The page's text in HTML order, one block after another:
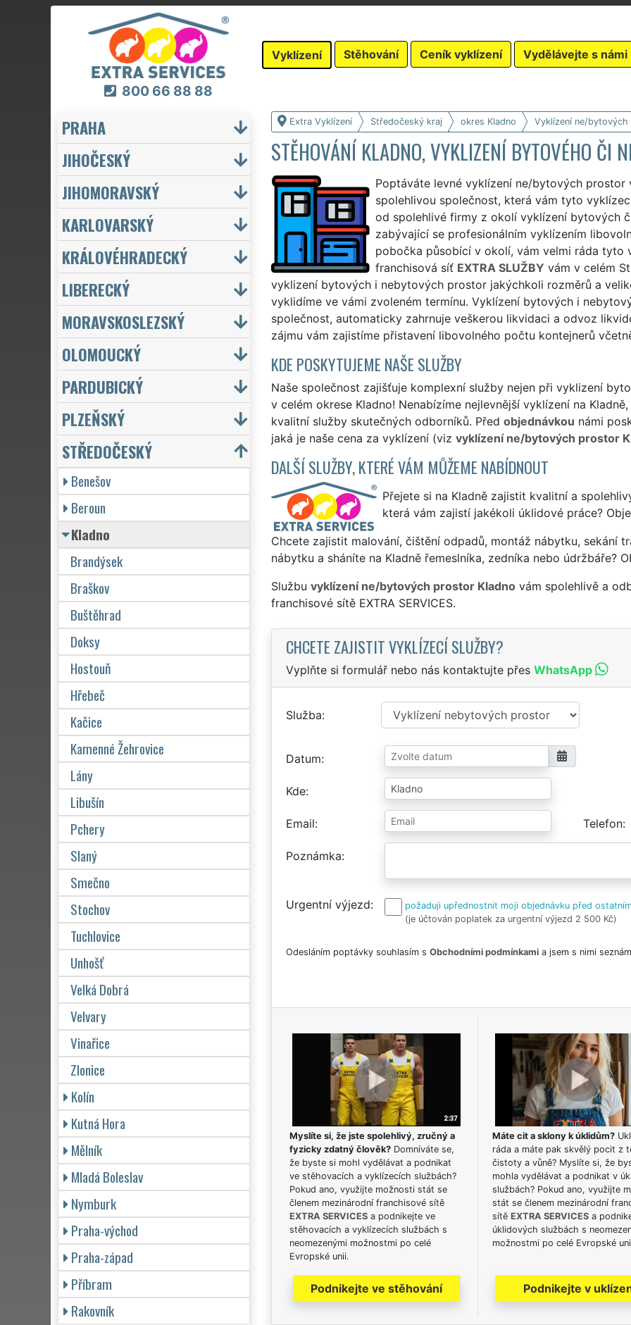
800 66 88 88
Vyklízení Stěhování Ceník vyklízení Vydělávejte s námi
Extra Vyklízení Středočeský kraj okres Kladno Vyklízení ne/
STĚHOVÁNÍ KLADNO, VYKLIZENÍ BYTOVÉHO ČI
Poptáváte levné vyklízení ne/bytových prostor
spolehlivou společnost, která vám tyto
od spolehlivé firmy z okolí vyklízení bytových
zabývající se profesionálním vyklízením
pobočka působící v okolí, vám velmi ráda tyto
franchisová síť EXTRA SLUŽBY vám v celém
vyklizení bytových i nebytových prostor jakýchkoli rozměrů a
vyklidíme ve vámi zvoleném termínu. Vyklízení bytových i
společnost, automaticky zahrnuje veškerou likvidaci a odvoz
zájmu vám zajistíme přistavení libovolného počtu kontejnerů
KDE POSKYTUJEME NAŠE SLUŽBY
Naše společnost zajišťuje komplexní služby nejen při vyklizení
v celém okrese Kladno! Nenabízíme nejlevnější vyklízení na
kvalitní služby skutečných odborníků. Před objednávkou námi
jaká je naše cena za vyklízení (viz vyklízení ne/bytových prostor
DALŠÍ SLUŽBY, KTERÉ VÁM MŮŽEME NABÍDNOUT
Přejete si na Kladně zajistit kvalitní a
která vám zajistí jakékoli úklidové práce?
Chcete zajistit malování, čištění odpadů, montáž nábytku, sekání
nábytku a sháníte na Kladně řemeslníka, zedníka nebo údržbáře?
Službu vyklízení ne/bytových prostor Kladnovám spolehlivě a
franchisové sítě EXTRA SERVICES.
CHCETE ZAJISTIT VYKLÍZECÍ SLUŽBY?
Vyplňte si formulář nebo nás kontaktujte přes WhatsApp
Služba
Datum
Kde
Email Telefon
Poznámka
Urgentní výjezd
požaduji upřednostnit moji objednávku před
(je účtován poplatek za urgentní výjezd 2 500 Kč)
Odesláním poptávky souhlasím s Obchodními podmínkamia jsem s nimi
Myslíte si, že jste spolehlivý, zručný a
fyzicky zdatný člověk?Domníváte se,
že byste si mohl vydělávat a podnikat
ve stěhovacích a vyklízecích službách?
Pokud ano, využijte možnosti stát se
členem mezinárodní franchisové sítě
EXTRA SERVICESa podnikejte ve
stěhovacích a vyklízecích službách s
neomezenými možnostmi po celé
Evropské unii.
Podnikejte ve stěhování
Máte cit a sklony k úklidům?
ráda a máte pak skvělý pocit z
čistoty a vůně? Myslíte si, že
mohla vydělávat a podnikat v
službách? Pokud ano, využijte
stát se členem mezinárodní
sítě EXTRA SERVICESa
úklidových službách s
možnostmi po celé Evropské
Podnikejte v
PRAHA
JIHOČESKÝ
JIHOMORAVSKÝ
KARLOVARSKÝ
KRÁLOVÉHRADECKÝ
LIBERECKÝ
MORAVSKOSLEZSKÝ
OLOMOUCKÝ
PARDUBICKÝ
PLZEŇSKÝ
STŘEDOČESKÝ
Benešov
Beroun
Kladno
Brandýsek
Braškov
Buštěhrad
Doksy
Hostouň
Hřebeč
Kačice
Kamenné Žehrovice
Lány
Libušín
Pchery
Slaný
Smečno
Stochov
Tuchlovice
Unhošť
Velká Dobrá
Velvary
Vinařice
Zlonice
Kolín
Kutná Hora
Mělník
Mladá Boleslav
Nymburk
Praha-východ
Praha-západ
Příbram
Rakovník